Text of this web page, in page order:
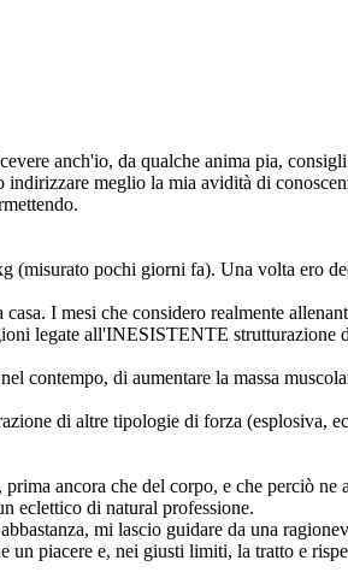
anch'io, da qualche anima pia,
meglio la mia avidità di
(misurato pochi giorni fa). Una volta ero
I mesi che considero realmente
legate all'INESISTENTE strutturazione
contempo, di aumentare la massa
di altre tipologie di forza (esplosiva,
ancora che del corpo, e che perciò ne
eclettico di natural professione.
mi lascio guidare da una
piacere e, nei giusti limiti, la tratto e